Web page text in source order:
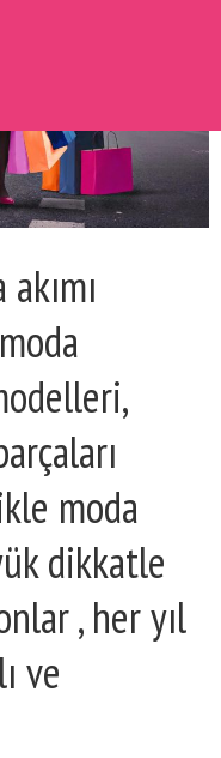
moda
dikkatle
, her yıl
ve